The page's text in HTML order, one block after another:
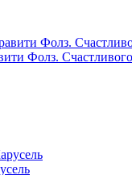
Фолз.